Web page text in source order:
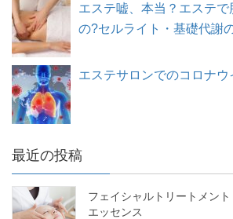
エステ嘘、本当？エステで
の?セルライト・基礎代謝
エステサロンでのコロナ
最近の投稿
フェイシャルトリートメン
エッセンス